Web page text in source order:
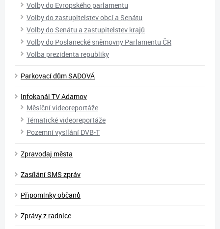
Volby do Evropského parlamentu
Volby do zastupitelstev obcí a Senátu
Volby do Senátu a zastupitelstev krajů
Volby do Poslanecké sněmovny Parlamentu ČR
Volba prezidenta republiky
Parkovací dům SADOVÁ
Infokanál TV Adamov
Měsíční videoreportáže
Tématické videoreportáže
Pozemní vysílání DVB-T
Zpravodaj města
Zasílání SMS zpráv
Připomínky občanů
Zprávy z radnice